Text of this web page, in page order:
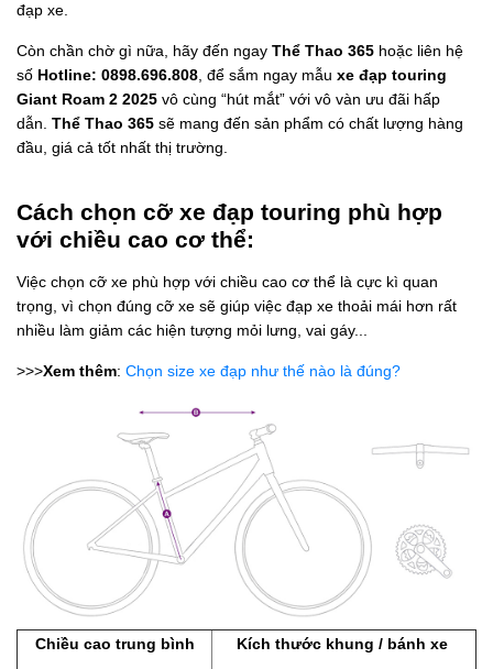
đạp xe.
Còn chần chờ gì nữa, hãy đến ngay Thể Thao 365 hoặc liên hệ
số Hotline: 0898.696.808, để sắm ngay mẫu xe đạp touring
Giant Roam 2 2025 vô cùng “hút mắt” với vô vàn ưu đãi hấp
dẫn. Thể Thao 365 sẽ mang đến sản phẩm có chất lượng hàng
đầu, giá cả tốt nhất thị trường.
Cách chọn cỡ xe đạp touring phù hợp
với chiều cao cơ thể:
Việc chọn cỡ xe phù hợp với chiều cao cơ thể là cực kì quan
trọng, vì chọn đúng cỡ xe sẽ giúp việc đạp xe thoải mái hơn rất
nhiều làm giảm các hiện tượng mỏi lưng, vai gáy...
>>>Xem thêm: Chọn size xe đạp như thế nào là đúng?
Chiều cao trung bình Kích thước khung / bánh xe